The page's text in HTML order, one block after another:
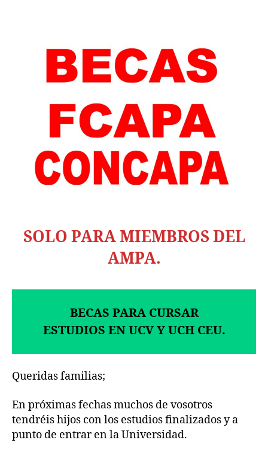
y
UCH
CEU.
SOLO PARA MIEMBROS DEL
AMPA.
BECAS PARA CURSAR
ESTUDIOS EN UCV Y UCH CEU.
Queridas familias;
En próximas fechas muchos de vosotros
tendréis hijos con los estudios finalizados y a
punto de entrar en la Universidad.